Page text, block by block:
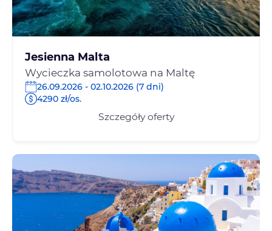
Jesienna Malta
Wycieczka samolotowa na Maltę
26.09.2026 - 02.10.2026 (7 dni)
4290 zł/os.
Szczegóły oferty